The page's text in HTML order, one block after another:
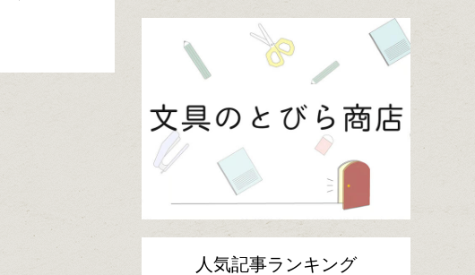
人気記事ランキング